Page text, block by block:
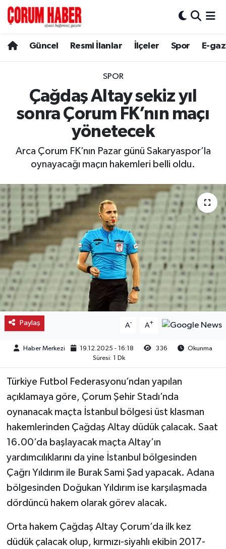
Güncel Resmi İlanlar İlçeler Spor E-
SPOR
Çağdaş Altay sekiz yıl
sonra Çorum FK’nın maçı
yönetecek
Arca Çorum FK’nın Pazar günü Sakaryaspor’la
oynayacağı maçın hakemleri belli oldu.
Paylaş A- A+
Haber Merkezi 19.12.2025 - 16:18 336
Okunma
Süresi: 1 Dk
Türkiye Futbol Federasyonu’ndan yapılan
açıklamaya göre, Çorum Şehir Stadı’nda
oynanacak maçta İstanbul bölgesi üst klasman
hakemlerinden Çağdaş Altay düdük çalacak. Saat
16.00’da başlayacak maçta Altay’ın
yardımcılıklarını da yine İstanbul bölgesinden
Çağrı Yıldırım ile Burak Sami Şad yapacak. Adana
bölgesinden Doğukan Yıldırım ise karşılaşmada
dördüncü hakem olarak görev alacak.
Orta hakem Çağdaş Altay Çorum’da ilk kez
düdük çalacak olup, kırmızı-siyahlı ekibin 2017-
Spor
Resmi İlanlar
Alaca
Boğazkale
Dodurga
İskilip
Kargı
Laçin
Mecitözü
Oğuzlar
Ortaköy
Sungurlu
Uğurludağ
Hava Durumu
Çorum Namaz Vakitleri
Trafik Durumu
Süper Lig Puan Durumu ve Fikstür
Tüm Manşetler
Son Dakika Haberleri
Haber Arşivi